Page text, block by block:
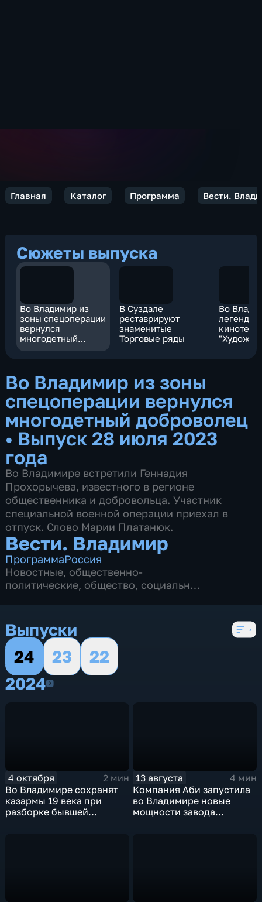
Главная Каталог Программа Вести.
Сюжеты выпуска
Во Владимир из
зоны спецоперации
вернулся
многодетный
В Суздале
реставрируют
знаменитые
Торговые ряды
Во
Во Владимир из зоны
спецоперации вернулся
многодетный доброволец
• Выпуск 28 июля 2023
года
Во Владимире встретили Геннадия
Прохорычева, известного в регионе
общественника и добровольца. Участник
специальной военной операции приехал в
отпуск. Слово Марии Платанюк.
Вести. Владимир
ПрограммаРоссия
Новостные, общественно-
политические, общество, социально-
Выпуски
24
23
22
20242024
4 октября
2 мин
Во Владимире сохранят
казармы 19 века при
разборке бывшей
13 августа
4 мин
Компания Аби запустила
во Владимире новые
мощности завода